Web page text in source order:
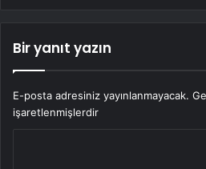
Bir yanıt yazın
E-posta adresiniz yayınlanmayacak.
işaretlenmişlerdir